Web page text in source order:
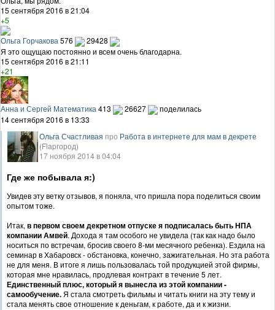
15 сентября 2016 в 21:04
+5
Ольга Горчакова576
29428
Я это ощущаю постоянно и всем очень благодарна.
15 сентября 2016 в 21:11
+21
Анна и Сергей Математика 413 26627
поделилась
14 сентября 2016 в 13:33
Ольга Счастливая про Работа в интернете для мам в декрете
(Flapгород)
17 ноября 2014 в 04:04
Где же побывала я:)
Увидев эту ветку отзывов, я поняла, что пришла пора поделиться своим
опытом тоже.
Итак, в первом своем декретном отпуске я подписалась быть НПА
компании Амвей. Дохода я там особого не увидела (так как надо было
носиться по встречам, бросив своего 8-ми месячного ребенка). Ездила на
семинар в Хабаровск - обстановка, конечно, зажигательная. Но эта работа
не для меня. В итоге я лишь пользовалась той продукцией этой фирмы,
которая мне нравилась, продлевая контракт в течение 5 лет.
Единственный плюс, который я вынесла из этой компании -
самообучение. Я стала смотреть фильмы и читать книги на эту тему и
стала менять свое отношение к деньгам, к работе, да и к жизни.